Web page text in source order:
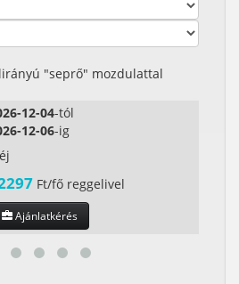
"seprő" mozdulattal
12-04-tól
12-06-ig
Ft/fő reggelivel
Ajánlatkérés